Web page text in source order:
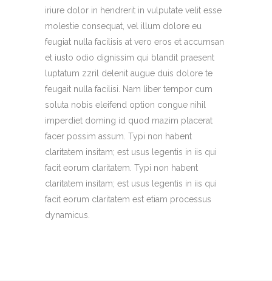
iriure dolor in hendrerit in vulputate velit esse
molestie consequat, vel illum dolore eu
feugiat nulla facilisis at vero eros et accumsan
et iusto odio dignissim qui blandit praesent
luptatum zzril delenit augue duis dolore te
feugait nulla facilisi. Nam liber tempor cum
soluta nobis eleifend option congue nihil
imperdiet doming id quod mazim placerat
facer possim assum. Typi non habent
claritatem insitam; est usus legentis in iis qui
facit eorum claritatem. Typi non habent
claritatem insitam; est usus legentis in iis qui
facit eorum claritatem est etiam processus
dynamicus.